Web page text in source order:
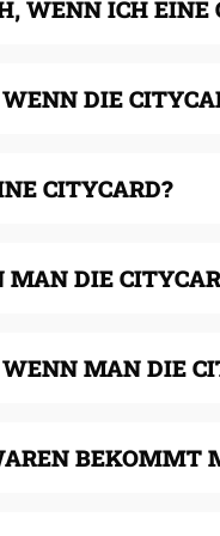
WENN ICH EINE
DIE
CITYCARD?
MAN DIE
MAN DIE
BEKOMMT